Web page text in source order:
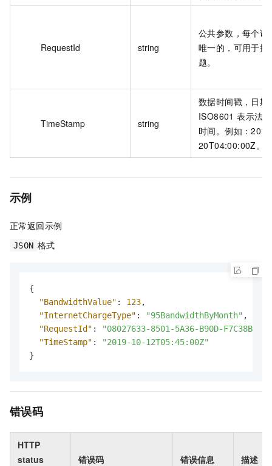
RequestId string
公共参数，每个请
唯一的，可用于排
题。
TimeStamp string
数据时间戳，日期
ISO8601 表示法
时间。例如：
20T04:00:00Z。
示例
正常返回示例
JSON 格式
{
"BandwidthValue" : 123,
"InternetChargeType" : "95BandwidthByMonth" ,
"RequestId" :
"08027633-8501-5A36-B90D-
"TimeStamp" :
"2019-10-12T05:45:00Z"
}
错误码
HTTP
status
错误码 错误信息 描述